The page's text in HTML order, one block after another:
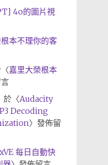
4o的圖片視
本不理你的客
嘉里大榮根本
於〈Audacity
Decoding
〉發佈留
每日自動快